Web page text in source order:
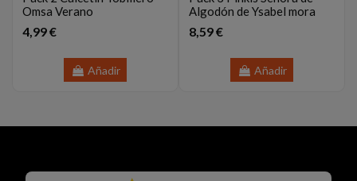
Omsa Verano
4,99 €
Añadir
Algodón de Ysabel mora
8,59 €
Añadir